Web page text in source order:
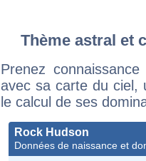
Thème astral et
Prenez
avec sa carte du ciel,
le calcul de ses
Rock Hudson
Données de naissance et